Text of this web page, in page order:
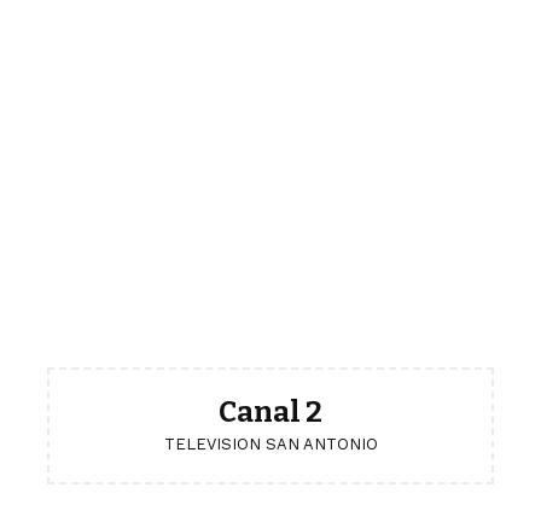
Canal 2
TELEVISION SAN ANTONIO